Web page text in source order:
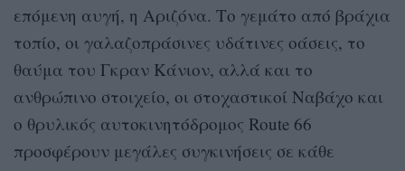
επόμενη αυγή, η Αριζόνα. Το γεμάτο από βράχια
τοπίο, οι γαλαζοπράσινες υδάτινες οάσεις, το
θαύμα του Γκραν Κάνιον, αλλά και το
ανθρώπινο στοιχείο, oι στοχαστικοί Ναβάχο και
ο θρυλικός αυτοκινητόδρομος Route 66
προσφέρουν μεγάλες συγκινήσεις σε κάθε